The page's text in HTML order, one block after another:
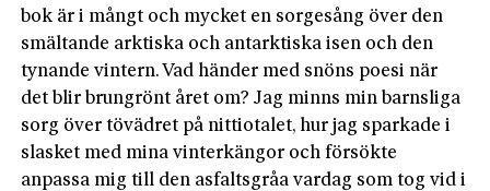
bok är i mångt och mycket en sorgesång över den
smältande arktiska och antarktiska isen och den
tynande vintern. Vad händer med snöns poesi när
det blir brungrönt året om? Jag minns min barnsliga
sorg över tövädret på nittiotalet, hur jag sparkade i
slasket med mina vinterkängor och försökte
anpassa mig till den asfaltsgråa vardag som tog vid i